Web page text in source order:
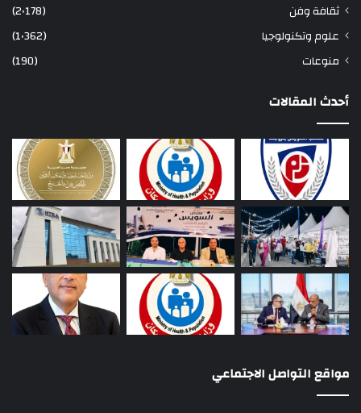
ثقافة وفن
(2٬178)
علوم وتكنولوجيا
(1٬362)
منوعات
(190)
أحدث المقالات
مواقع التواصل الاجتماعي